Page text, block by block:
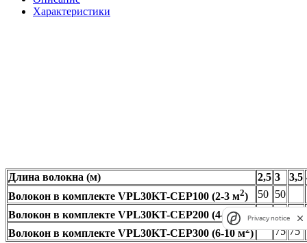
Характеристики
Длина волокна (м) 2,5 3 3,5
Волокон в комплекте VPL30KT-CEP100 (2-3 м2) 50 50
Волокон в комплекте VPL30KT-CEP200 (4-6 м2 )
Волокон в комплекте VPL30KT-CEP300 (6-10 м2) 75 75
Privacy notice